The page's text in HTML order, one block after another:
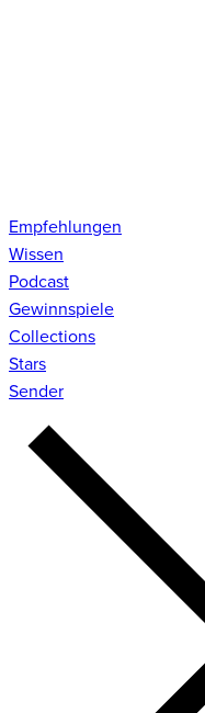
Empfehlungen
Wissen
Podcast
Gewinnspiele
Collections
Stars
Sender